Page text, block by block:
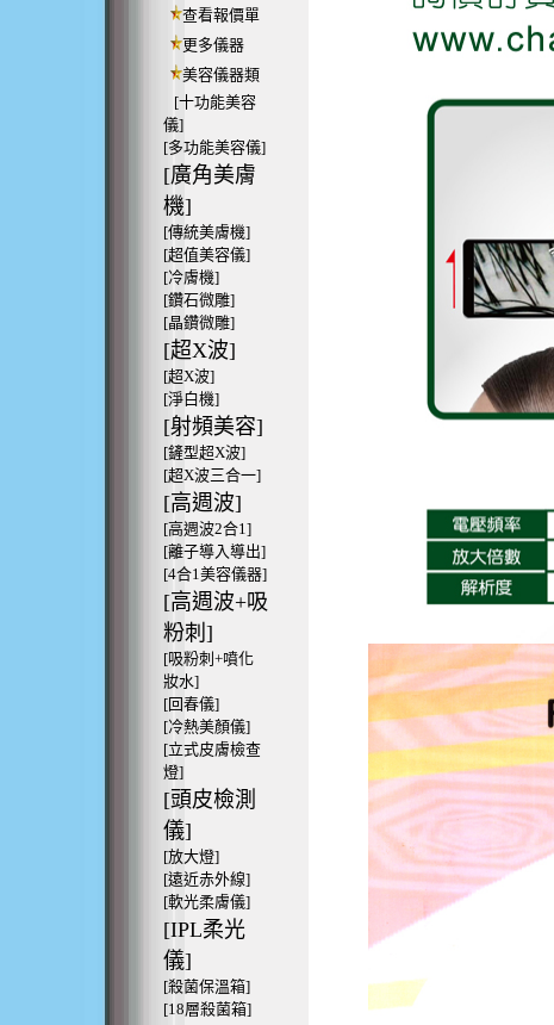
查看報價單
更多儀器
美容儀器類
[十功能美容
儀]
[多功能美容儀]
[廣角美膚
機]
[傳統美膚機]
[超值美容儀]
[冷膚機]
[鑽石微雕]
[晶鑽微雕]
[超X波]
[超X波]
[淨白機]
[射頻美容]
[鏟型超X波]
[超X波三合一]
[高週波]
[高週波2合1]
[離子導入導出]
[4合1美容儀器]
[高週波+吸
粉刺]
[吸粉刺+噴化
妝水]
[回春儀]
[冷熱美顏儀]
[立式皮膚檢查
燈]
[頭皮檢測
儀]
[放大燈]
[遠近赤外線]
[軟光柔膚儀]
[IPL柔光
儀]
[殺菌保溫箱]
[18層殺菌箱]